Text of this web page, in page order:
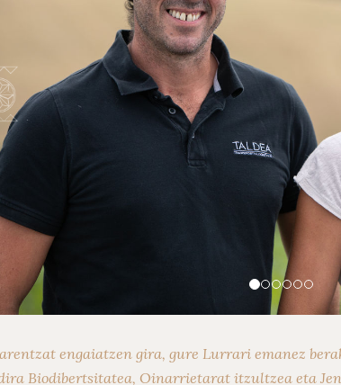
engaiatzen gira, gure Lurrari emanez
Biodibertsitatea, Oinarrietarat itzultzea eta